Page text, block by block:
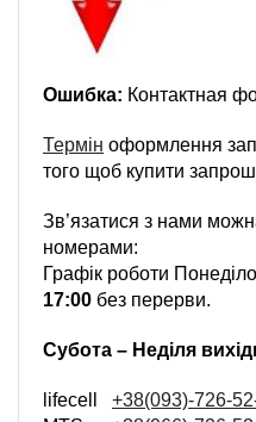
Ошибка: Контактная
Термін оформлення
того щоб купити
Зв’язатися з нами
номерами:
Графік роботи
17:00 без перерви.
Субота – Неділя
lifecell +38(093)-726-